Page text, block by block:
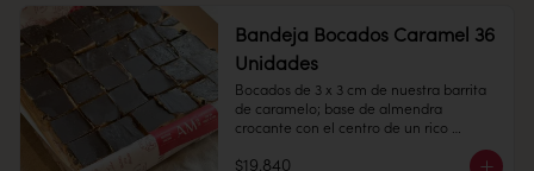
humedad.
Duración: 10 días.
humedad.
Bandeja Bocados Caramel 36
Unidades
Bocados de 3 x 3 cm de nuestra barrita
de caramelo; base de almendra
crocante con el centro de un rico
amargo.
$19.840